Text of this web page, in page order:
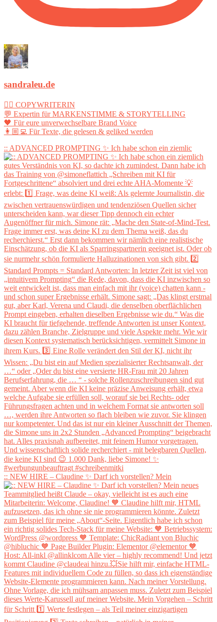
sandraleu.de
✍🏻 COPYWRITERIN
💬 Expertin für MARKENSTIMME & STORYTELLING
🖤 Für eure unverwechselbare Brand Voice
👩🏼‍💻 Für Texte, die gelesen & geliked werden
:: ADVANCED PROMPTING ✨ Ich habe schon ein ziemlic
:: NEW HIRE – Claudine ✨ Darf ich vorstellen? Mein